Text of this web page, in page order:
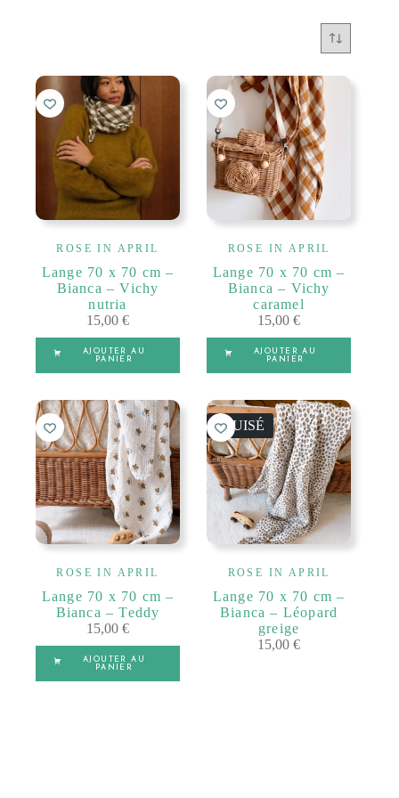
ROSE IN APRIL
Lange 70 x 70 cm –
Bianca – Vichy
nutria
15,00€
AJOUTER AU
PANIER
ROSE IN APRIL
Lange 70 x 70 cm –
Bianca – Vichy
caramel
15,00€
AJOUTER AU
PANIER
ROSE IN APRIL
Lange 70 x 70 cm –
Bianca – Teddy
15,00€
AJOUTER AU
PANIER
ÉPUISÉ
ROSE IN APRIL
Lange 70 x 70 cm –
Bianca – Léopard
greige
15,00€